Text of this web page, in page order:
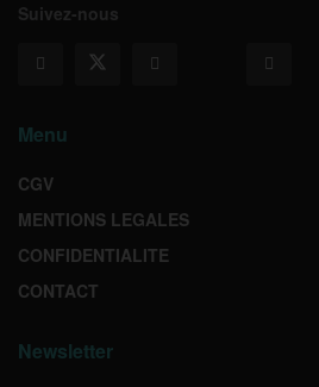
Suivez-nous
Menu
CGV
MENTIONS LEGALES
CONFIDENTIALITE
CONTACT
Newsletter